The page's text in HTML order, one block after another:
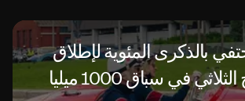
بالذكرى المئوية لإطلاق
شعار الرمح الثلاثي في سباق 1000 ميليا